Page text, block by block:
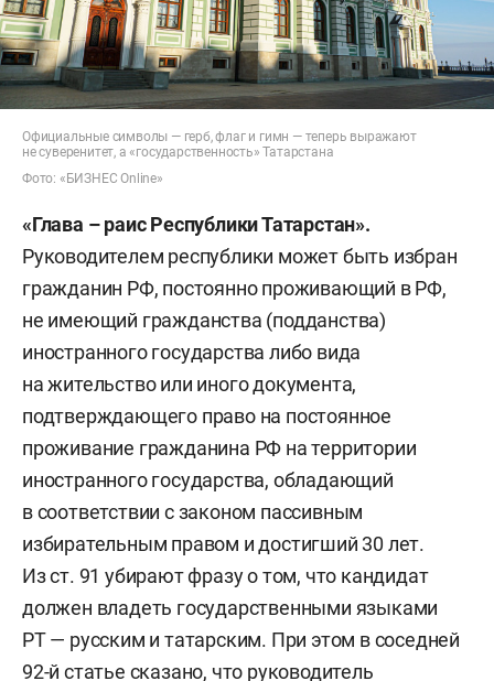
Официальные символы — герб, флаг и гимн — теперь выражают
не суверенитет, а «государственность» Татарстана
Фото: «БИЗНЕС Online»
«Глава – раис Республики Татарстан».
Руководителем республики может быть избран
гражданин РФ, постоянно проживающий в РФ,
не имеющий гражданства (подданства)
иностранного государства либо вида
на жительство или иного документа,
подтверждающего право на постоянное
проживание гражданина РФ на территории
иностранного государства, обладающий
в соответствии с законом пассивным
избирательным правом и достигший 30 лет.
Из ст. 91 убирают фразу о том, что кандидат
должен владеть государственными языками
РТ — русским и татарским. При этом в соседней
92-й статье сказано, что руководитель